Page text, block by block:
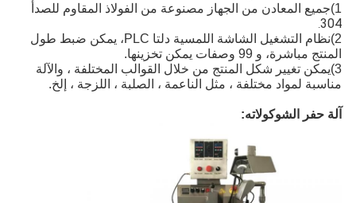
1) جميع المعادن من الجهاز مصنوعة من الفولاذ المقاوم للصدأ
304
.
2)
نظام التشغيل الشاشة اللمسية دلتا PLC، يمكن ضبط طول
المنتج مباشرة، و 99 وصفات يمكن تخزينها.
3) يمكن تغيير شكل المنتج من خلال القوالب المختلفة ، والآلة
مناسبة لمواد مختلفة ، مثل الناعمة ، الصلبة ، اللزجة ، إلخ.
آلة حفر الشوكولاته: